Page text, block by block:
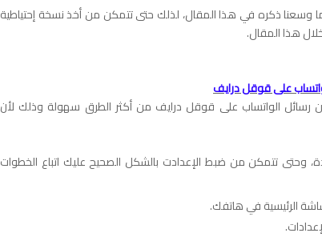
وسعنا ذكره في هذا المقال، لذلك حتى تتمكن من أخذ نسخة إحتياطية
هذا المقال.
رسائل الواتساب على قوقل درايف من أكثر الطرق سهولة وذلك لأن
وحتى تتمكن من ضبط الإعدادت بالشكل الصحيح عليك اتباع الخطوات
الرئيسية في هاتفك.